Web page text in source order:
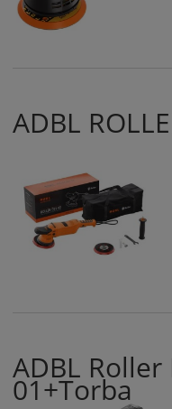
ADBL
ADBL Roller
01+Torba